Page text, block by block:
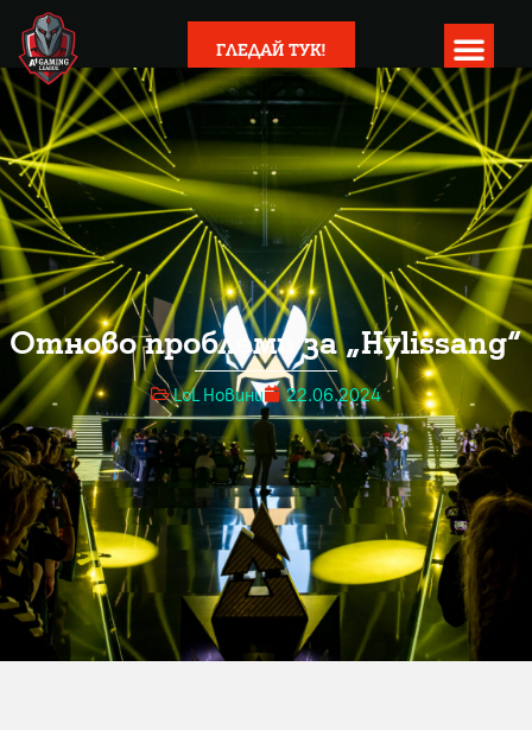
ГЛЕДАЙ ТУК!
Отново проблеми за „Hylissang“
LoL Новини 22.06.2024